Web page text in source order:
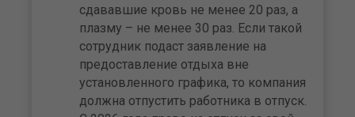
сдававшие кровь не менее 20 раз, а
плазму – не менее 30 раз. Если такой
сотрудник подаст заявление на
предоставление отдыха вне
установленного графика, то компания
должна отпустить работника в отпуск.